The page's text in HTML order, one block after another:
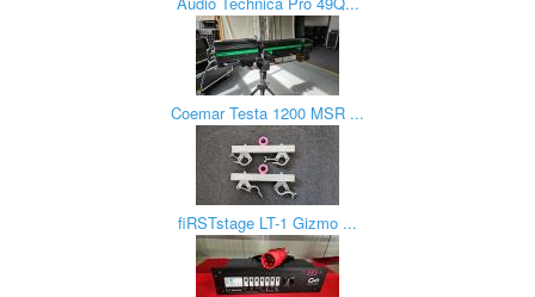
Coemar Testa 1200 MSR ...
fiRSTstage LT-1 Gizmo ...